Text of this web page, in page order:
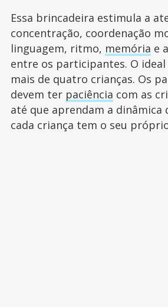
Essa brincadeira estimula a
concentração, coordenação
linguagem, ritmo, memória e
entre os participantes. O
mais de quatro crianças. Os
devem ter paciência com as
até que aprendam a dinâmica
cada criança tem o seu